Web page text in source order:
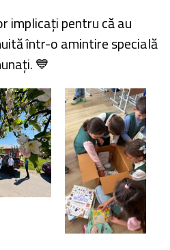
implicați pentru că au
într-o amintire specială
💙